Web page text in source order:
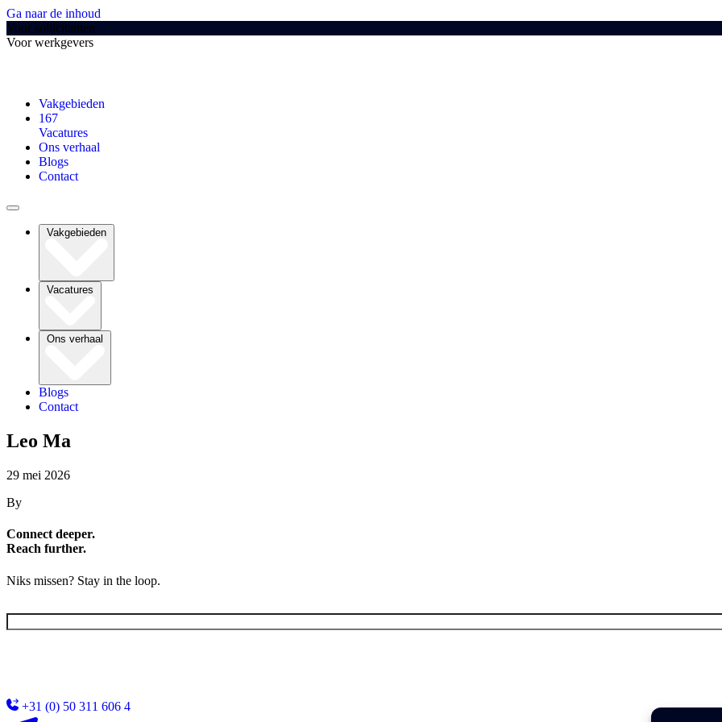
Ga naar de inhoud
Voor sollicitanten
Voor werkgevers
Vakgebieden
167
Vacatures
Ons verhaal
Blogs
Contact
Vakgebieden
Vacatures
Ons verhaal
Blogs
Contact
Leo Ma
29 mei 2026
By
Connect deeper.
Reach further.
Niks missen? Stay in the loop.
E-
mailadres(Vereist)
+31 (0) 50 311 606 4